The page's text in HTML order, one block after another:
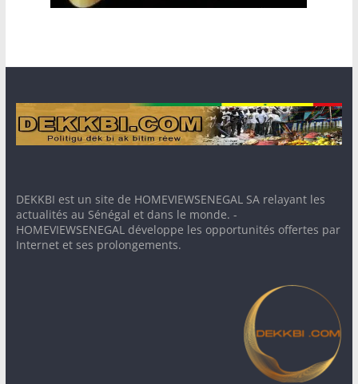
DEKKBI est un site de HOMEVIEWSENEGAL SA relayant les
actualités au Sénégal et dans le monde. -
HOMEVIEWSENEGAL développe les opportunités offertes par
Internet et ses prolongements.